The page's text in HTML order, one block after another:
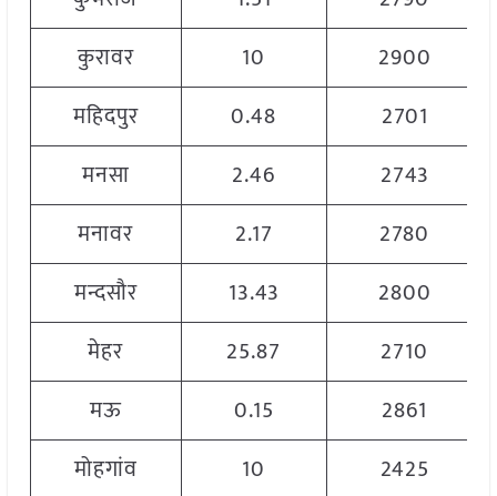
कुरावर
10
2900
महिदपुर
0.48
2701
मनसा
2.46
2743
मनावर
2.17
2780
मन्दसौर
13.43
2800
मेहर
25.87
2710
मऊ
0.15
2861
मोहगांव
10
2425